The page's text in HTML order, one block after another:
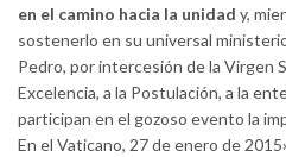
en el camino hacia la unidad y,
sostenerlo en su universal
Pedro, por intercesión de la Virgen
Excelencia, a la Postulación, a la
participan en el gozoso evento la
En el Vaticano, 27 de enero de